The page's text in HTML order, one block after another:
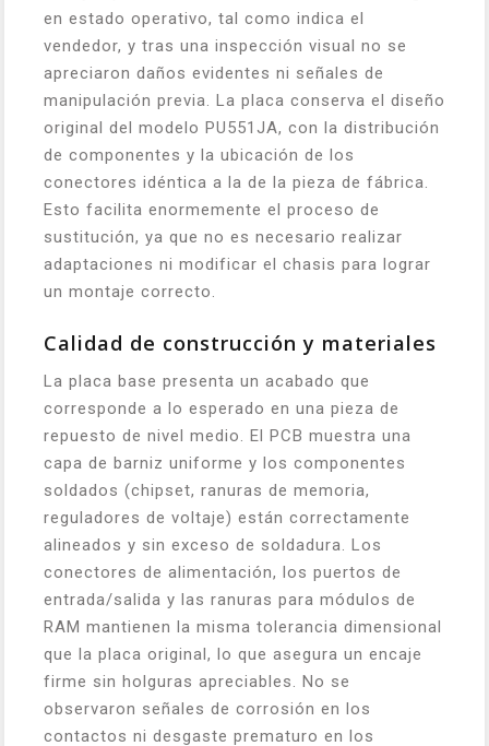
en estado operativo, tal como indica el
vendedor, y tras una inspección visual no se
apreciaron daños evidentes ni señales de
manipulación previa. La placa conserva el diseño
original del modelo PU551JA, con la distribución
de componentes y la ubicación de los
conectores idéntica a la de la pieza de fábrica.
Esto facilita enormemente el proceso de
sustitución, ya que no es necesario realizar
adaptaciones ni modificar el chasis para lograr
un montaje correcto.
Calidad de construcción y materiales
La placa base presenta un acabado que
corresponde a lo esperado en una pieza de
repuesto de nivel medio. El PCB muestra una
capa de barniz uniforme y los componentes
soldados (chipset, ranuras de memoria,
reguladores de voltaje) están correctamente
alineados y sin exceso de soldadura. Los
conectores de alimentación, los puertos de
entrada/salida y las ranuras para módulos de
RAM mantienen la misma tolerancia dimensional
que la placa original, lo que asegura un encaje
firme sin holguras apreciables. No se
observaron señales de corrosión en los
contactos ni desgaste prematuro en los